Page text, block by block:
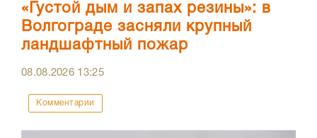
«Густой дым и запах резины»: в
Волгограде засняли крупный
ландшафтный пожар
08.08.2026 13:25
Комментарии